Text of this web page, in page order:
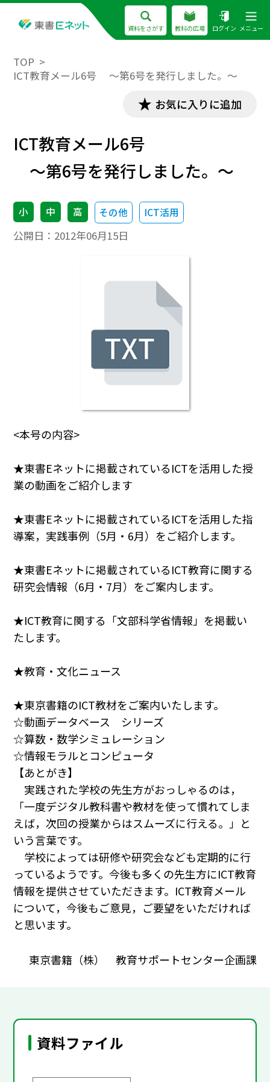
資料をさがす 教科の広場 ログイン メニュー
TOP
ICT教育メール6号 ～第6号を発行しました。～
お気に入りに追加
ICT教育メール6号
～第6号を発行しました。～
小 中 高 その他 ICT活用
公開日： 2012年06月15日
<本号の内容>
★東書Eネットに掲載されているICTを活用した授
業の動画をご紹介します
★東書Eネットに掲載されているICTを活用した指
導案，実践事例（5月・6月）をご紹介します。
★東書Eネットに掲載されているICT教育に関する
研究会情報（6月・7月）をご案内します。
★ICT教育に関する「文部科学省情報」を掲載い
たします。
★教育・文化ニュース
★東京書籍のICT教材をご案内いたします。
☆動画データベース シリーズ
☆算数・数学シミュレーション
☆情報モラルとコンピュータ
【あとがき】
実践された学校の先生方がおっしゃるのは，
「一度デジタル教科書や教材を使って慣れてしま
えば，次回の授業からはスムーズに行える。」と
いう言葉です。
学校によっては研修や研究会なども定期的に行
っているようです。今後も多くの先生方にICT教育
情報を提供させていただきます。ICT教育メール
について，今後もご意見，ご要望をいただければ
と思います。
東京書籍（株） 教育サポートセンター企画課
資料ファイル